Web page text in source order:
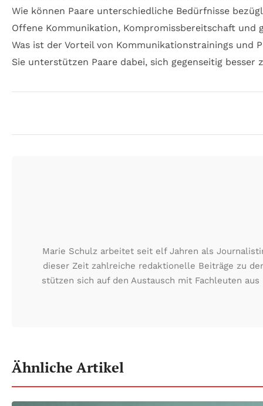
Wie können Paare unterschiedliche Bedürfnisse
Offene Kommunikation, Kompromissbereitschaft und
Was ist der Vorteil von Kommunikationstrainings und
Sie unterstützen Paare dabei, sich gegenseitig besser
Marie Schulz arbeitet seit elf Jahren als
dieser Zeit zahlreiche redaktionelle Beiträge zu
stützen sich auf den Austausch mit Fachleuten
Ähnliche Artikel